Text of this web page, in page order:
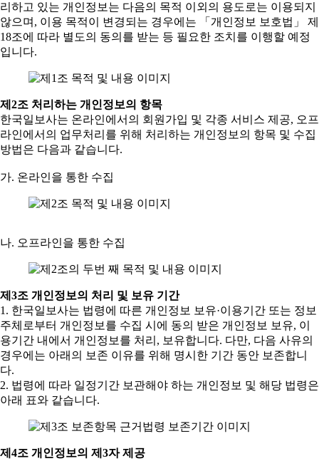
리하고 있는 개인정보는 다음의 목적 이외의 용도로는 이용되지
않으며, 이용 목적이 변경되는 경우에는 「개인정보 보호법」 제
18조에 따라 별도의 동의를 받는 등 필요한 조치를 이행할 예정
입니다.
제2조 처리하는 개인정보의 항목
한국일보사는 온라인에서의 회원가입 및 각종 서비스 제공, 오프
라인에서의 업무처리를 위해 처리하는 개인정보의 항목 및 수집
방법은 다음과 같습니다.
가. 온라인을 통한 수집
나. 오프라인을 통한 수집
제3조 개인정보의 처리 및 보유 기간
1. 한국일보사는 법령에 따른 개인정보 보유·이용기간 또는 정보
주체로부터 개인정보를 수집 시에 동의 받은 개인정보 보유, 이
용기간 내에서 개인정보를 처리, 보유합니다. 다만, 다음 사유의
경우에는 아래의 보존 이유를 위해 명시한 기간 동안 보존합니
다.
2. 법령에 따라 일정기간 보관해야 하는 개인정보 및 해당 법령은
아래 표와 같습니다.
제4조 개인정보의 제3자 제공